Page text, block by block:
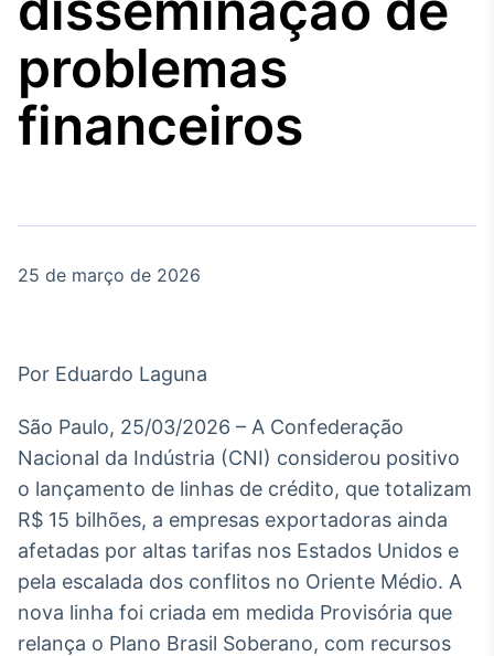
Agro
Tudo sobre o
agronegócio
no Brasil
Broadcast
White Label
Plataforma para
conteúdos
personalizados
Soluções de Dados
e Conteúdos
problemas
financeiros
25 de março de 2026
Por Eduardo Laguna
São Paulo, 25/03/2026 – A Confederação
Nacional da Indústria (CNI) considerou positivo
o lançamento de linhas de crédito, que totalizam
R$ 15 bilhões, a empresas exportadoras ainda
afetadas por altas tarifas nos Estados Unidos e
pela escalada dos conflitos no Oriente Médio. A
nova linha foi criada em medida Provisória que
relança o Plano Brasil Soberano, com recursos